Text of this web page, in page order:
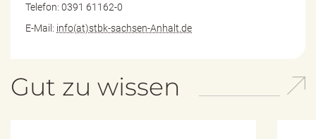
Telefon: 0391 61162-0
E-Mail: info(at)stbk-sachsen-Anhalt.de
Gut zu wissen